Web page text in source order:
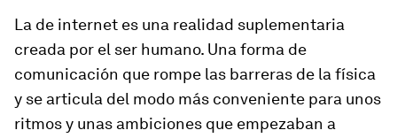
La de internet es una realidad suplementaria
creada por el ser humano. Una forma de
comunicación que rompe las barreras de la física
y se articula del modo más conveniente para unos
ritmos y unas ambiciones que empezaban a